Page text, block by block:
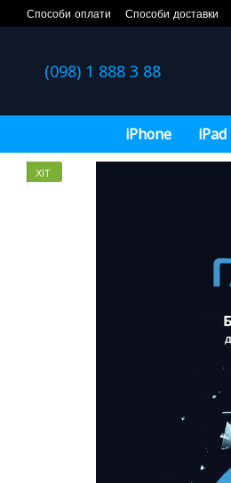
Перейти до основного контенту
Способи оплати Способи доставки
(098) 1 888 3 88
iPhone iPad
ХІТ